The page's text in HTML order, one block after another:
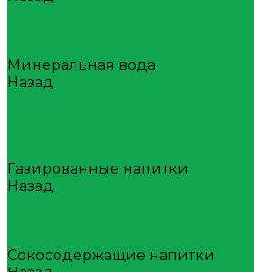
Минеральная вода
Назад
Газированные напитки
Назад
Сокосодержащие напитки